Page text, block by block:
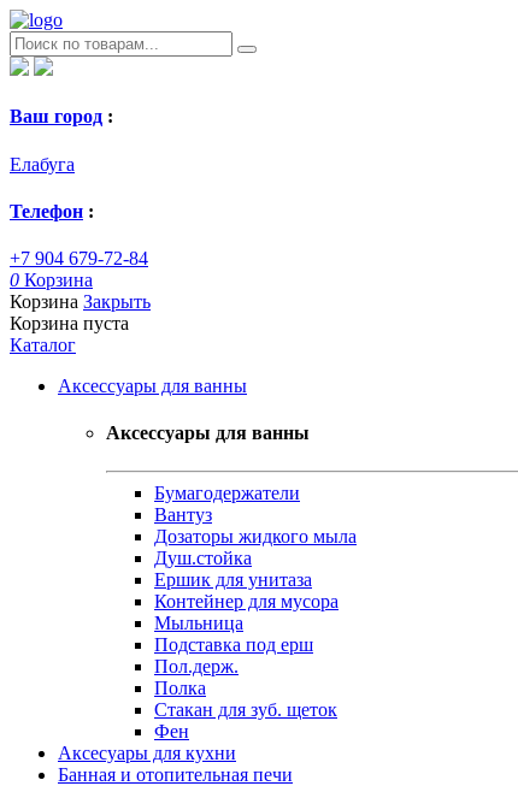
Ваш город :
Елабуга
Телефон :
+7 904 679-72-84
0 Корзина
Корзина Закрыть
Корзина пуста
Каталог
Аксессуары для ванны
Аксессуары для ванны
Бумагодержатели
Вантуз
Дозаторы жидкого мыла
Душ.стойка
Ершик для унитаза
Контейнер для мусора
Мыльница
Подставка под ерш
Пол.держ.
Полка
Стакан для зуб. щеток
Фен
Аксесуары для кухни
Банная и отопительная печи